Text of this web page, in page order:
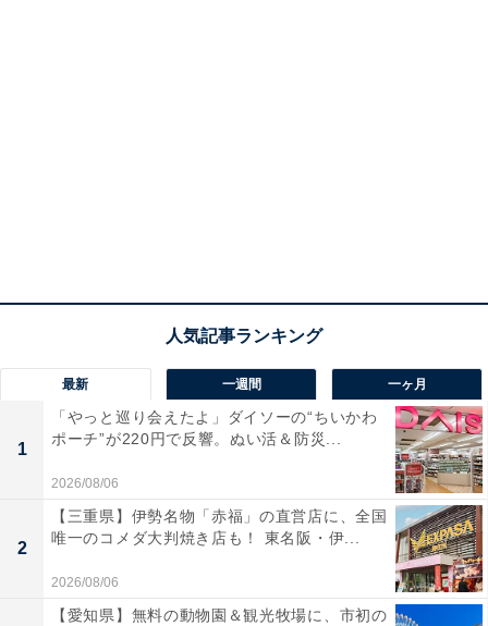
最新 一週間 一ヶ月
1
「やっと巡り会えたよ」ダイソーの“ちいかわ
ポーチ”が220円で反響。ぬい活＆防災...
2026/08/06
2
【三重県】伊勢名物「赤福」の直営店に、全国
唯一のコメダ大判焼き店も！ 東名阪・伊...
2026/08/06
【愛知県】無料の動物園＆観光牧場に、市初の